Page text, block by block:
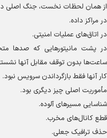
از همان لحظات نخست، جنگ اصلی
در مراکز داده.
در اتاق‌های عملیات امنیتی.
در پشت مانیتور‌هایی که صد‌ها
ساعت‌ها بدون توقف مقابل آنها
کار آنها فقط بازگرداندن سرویس نبود.
مأموریت اصلی چیز دیگری بود.
شناسایی مسیر‌های آلوده.
قطع کانال‌های مخرب.
حذف ترافیک جعلی.